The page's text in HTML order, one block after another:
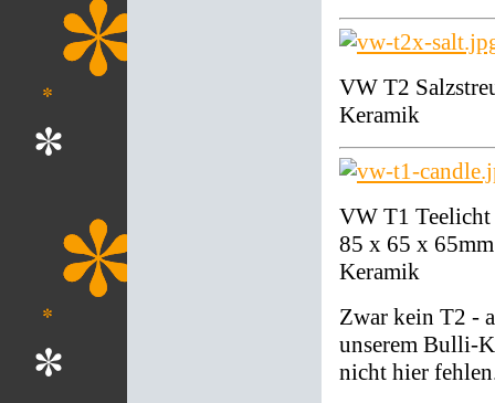
VW T2
Keramik
VW T1 Teelicht
85 x 65 x 65mm
Keramik
Zwar kein T2 -
unserem Bulli-
nicht hier